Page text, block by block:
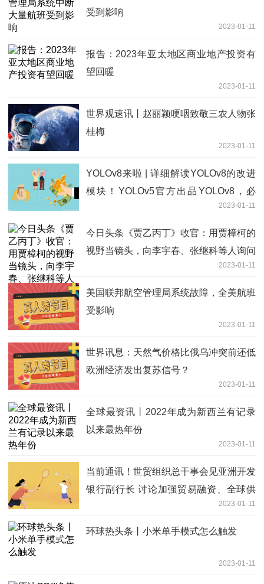
受到影响
2023-01-11
报告：2023年亚太地区商业地产投资有
望回暖
2023-01-11
世界观速讯丨赵丽颖哽咽致敬三农人物张
桂梅
2023-01-11
YOLOv8来啦 | 详细解读YOLOv8的改进
模块！YOLOv5官方出品YOLOv8，必
2023-01-11
今日头条《贾乙丙丁》收官：用贾樟柯的
视野当镜头，向李宇春、张继科等人询问
2023-01-11
美国联邦航空管理局系统故障，全美航班
受影响
2023-01-11
世界讯息：天然气价格比俄乌冲突前还低
欧洲经济发出复苏信号？
2023-01-11
全球最资讯丨2022年成为新西兰有记录
以来最热年份
2023-01-11
当前通讯！世贸组织总干事会见亚洲开发
银行副行长 讨论加强贸易融资、全球供
2023-01-11
环球热头条丨小米单手模式怎么触发
2023-01-11